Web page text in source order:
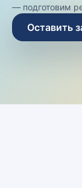
— подготовим
Оставить